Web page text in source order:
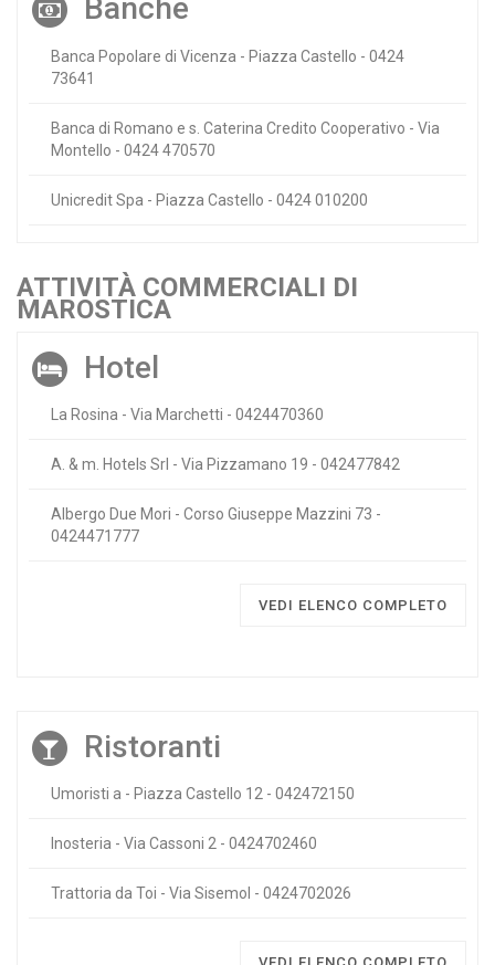
Banche
Banca Popolare di Vicenza - Piazza Castello - 0424
73641
Banca di Romano e s. Caterina Credito Cooperativo - Via
Montello - 0424 470570
Unicredit Spa - Piazza Castello - 0424 010200
ATTIVITÀ COMMERCIALI DI
MAROSTICA
Hotel
La Rosina - Via Marchetti - 0424470360
A. & m. Hotels Srl - Via Pizzamano 19 - 042477842
Albergo Due Mori - Corso Giuseppe Mazzini 73 -
0424471777
VEDI ELENCO COMPLETO
Ristoranti
Umoristi a - Piazza Castello 12 - 042472150
Inosteria - Via Cassoni 2 - 0424702460
Trattoria da Toi - Via Sisemol - 0424702026